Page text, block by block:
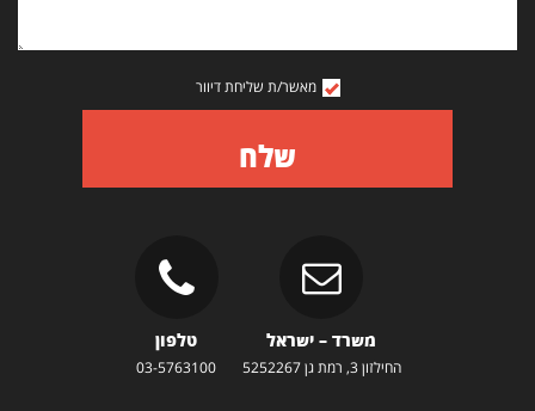
מאשר/ת שליחת דיוור
שלח
משרד – ישראל
החילזון 3, רמת גן 5252267
טלפון
03-5763100